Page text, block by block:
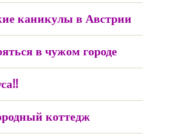
каникулы в Австрии
в чужом городе
коттедж